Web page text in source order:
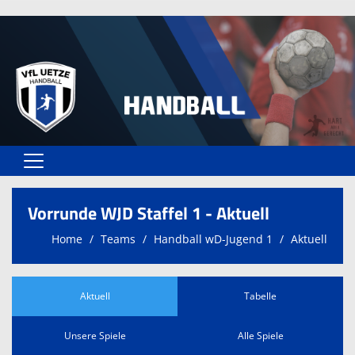
Home
Vereinsformulare
Vorrunde WJD Staffel 1 - Aktuell
Home Teams Handball wD-Jugend 1 Aktuell
Aktuell Tabelle
Unsere Spiele Alle Spiele